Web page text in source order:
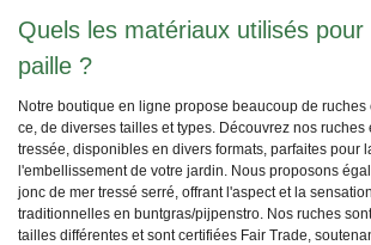
Quels les matériaux utilisés
paille ?
Notre boutique en ligne propose beaucoup de
ce, de diverses tailles et types. Découvrez nos
tressée, disponibles en divers formats, parfaites pour
l'embellissement de votre jardin. Nous proposons
jonc de mer tressé serré, offrant l'aspect et la
traditionnelles en buntgras/pijpenstro. Nos ruches
tailles différentes et sont certifiées Fair Trade,